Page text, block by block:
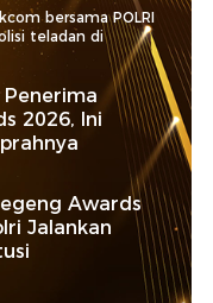
bersama POLRI
teladan di
Penerima
2026, Ini
Awards
Jalankan